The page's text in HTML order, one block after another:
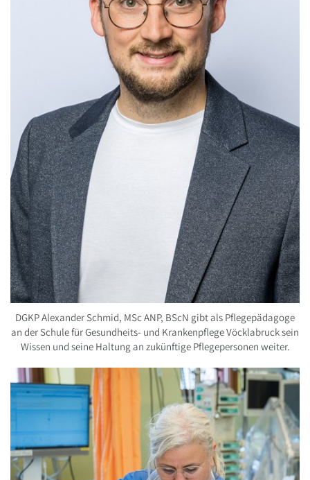
DGKP Alexander Schmid, MSc ANP, BScN gibt als Pflegepädagoge
an der Schule für Gesundheits- und Krankenpflege Vöcklabruck sein
Wissen und seine Haltung an zukünftige Pflegepersonen weiter.